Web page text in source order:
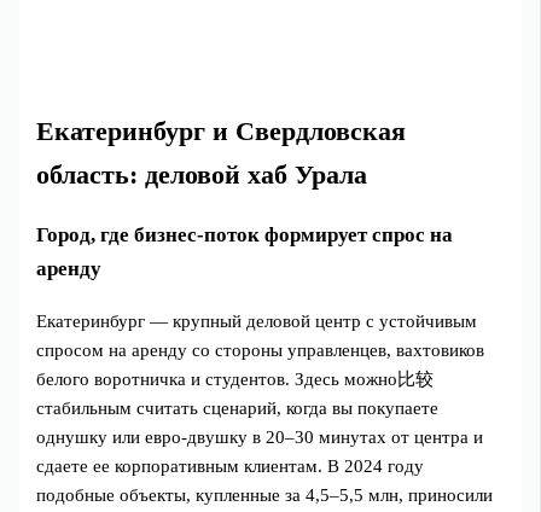
Екатеринбург и Свердловская
область: деловой хаб Урала
Город, где бизнес‑поток формирует спрос на
аренду
Екатеринбург — крупный деловой центр с устойчивым
спросом на аренду со стороны управленцев, вахтовиков
белого воротничка и студентов. Здесь можно比较
стабильным считать сценарий, когда вы покупаете
однушку или евро‑двушку в 20–30 минутах от центра и
сдаете ее корпоративным клиентам. В 2024 году
подобные объекты, купленные за 4,5–5,5 млн, приносили